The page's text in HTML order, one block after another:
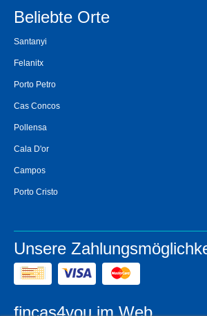
Beliebte Orte
Santanyi
Felanitx
Porto Petro
Cas Concos
Pollensa
Cala D'or
Campos
Porto Cristo
Unsere